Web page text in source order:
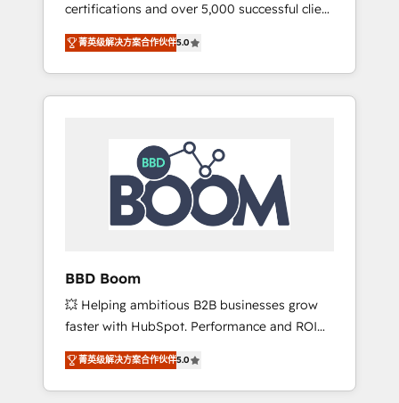
confidence and achieve a unified, data-
driven approach to customer engagement.
certifications and over 5,000 successful client
engagements, Vonazon turns marketing
complexity into measurable, scalable growth.
From onboarding to enterprise-grade
campaigns, our in-house team builds scalable
HubSpot Integration & Optimization •
Seamless CRM, CMS, and automation setup •
Complex platform migrations and data
cleanups • Custom APIs and third-party
integrations 📈 End-to-End Revenue
tools and CRM optimization • Retention
strategies with customer journey mapping 🏅
Elite-Level HubSpot Execution • 750+
onboardings and 2,000+ implementations •
Deep expertise across marketing, sales, and
service hubs • Built-in flexibility for startups
菁英级解决方案合作伙伴5.0
BBD Boom
💥 Helping ambitious B2B businesses grow
faster with HubSpot. Performance and ROI
focused. 💥 BBD Boom is the HubSpot
partner that can help you to HubSpot Better.
We work with your teams to solve all your
菁英级解决方案合作伙伴5.0